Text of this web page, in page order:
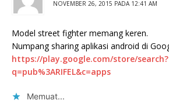
NOVEMBER 26, 2015 PADA 12:41 AM
Model street fighter memang keren.
Numpang sharing aplikasi android di
https://play.google.com/store/search?
q=pub%3ARIFEL&c=apps
Memuat...